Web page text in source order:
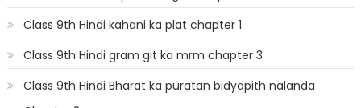
Class 9th Hindi kahani ka plat chapter 1
Class 9th Hindi gram git ka mrm chapter 3
Class 9th Hindi Bharat ka puratan bidyapith nalanda